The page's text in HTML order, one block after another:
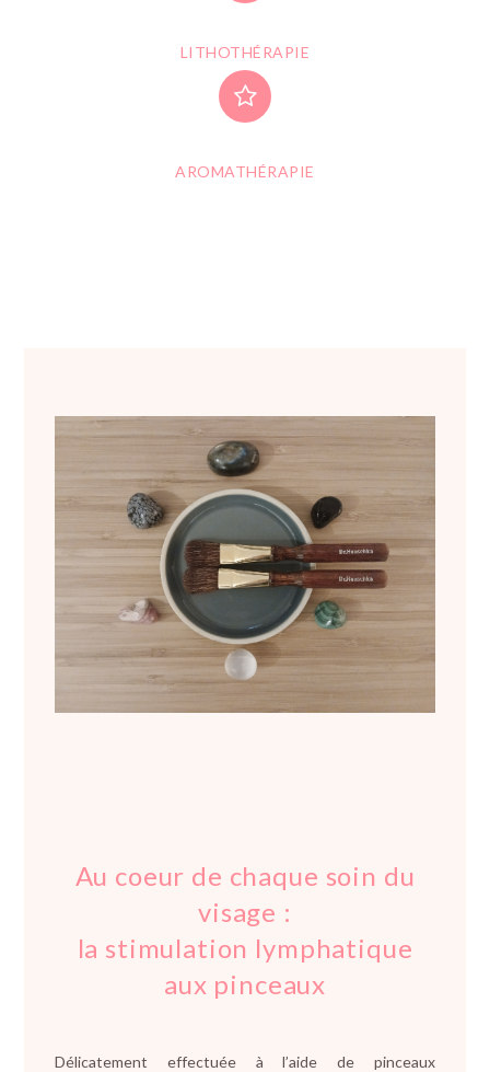
LITHOTHÉRAPIE
AROMATHÉRAPIE
Au coeur de chaque soin du
visage :
la stimulation lymphatique
aux pinceaux
Délicatement effectuée à l’aide de pinceaux